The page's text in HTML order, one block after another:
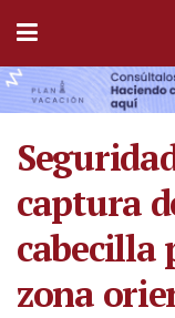
captura
cabecilla
zona